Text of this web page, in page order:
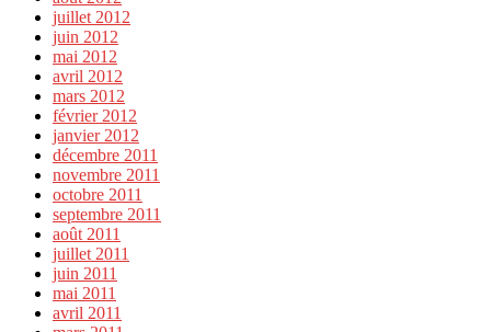
juillet 2012
juin 2012
mai 2012
avril 2012
mars 2012
février 2012
janvier 2012
décembre 2011
novembre 2011
octobre 2011
septembre 2011
août 2011
juillet 2011
juin 2011
mai 2011
avril 2011